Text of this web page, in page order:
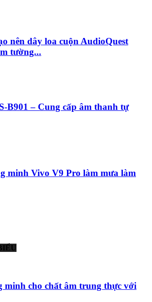
nên dây loa cuộn AudioQuest
tường...
B901 – Cung cấp âm thanh tự
minh Vivo V9 Pro làm mưa làm
minh cho chất âm trung thực với